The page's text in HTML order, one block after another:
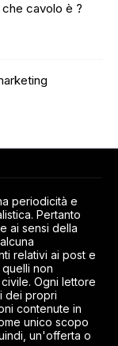
cavolo è ?
periodicità e
Pertanto
ai sensi della
relativi ai post e
non
Ogni lettore
dei propri
contenute in
unico scopo
un'offerta o